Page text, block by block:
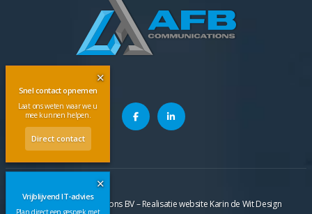
2026AFB Communications BV – Realisatie website Karin de Wit Design
✕
Vrijblijvend IT-advies
Plan direct een gesprek met
✕
Snel contact opnemen
Laat ons weten waar we u
mee kunnen helpen.
Direct contact